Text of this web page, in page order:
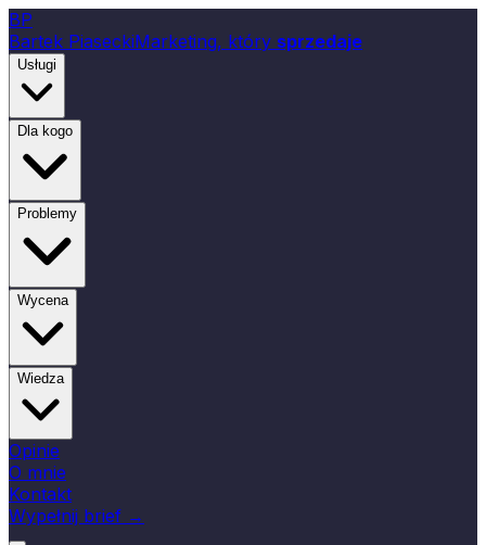
BP
Bartek PiaseckiMarketing, który sprzedaje
Usługi
Dla kogo
Problemy
Wycena
Wiedza
Opinie
O mnie
Kontakt
Wypełnij brief →